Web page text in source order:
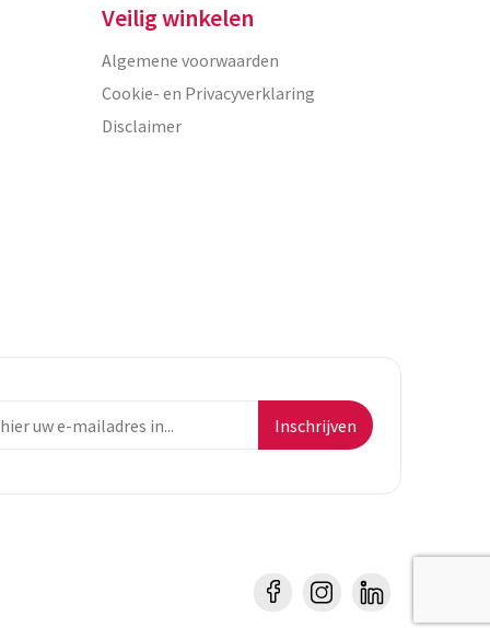
Veilig winkelen
Algemene voorwaarden
Cookie- en Privacyverklaring
Disclaimer
Inschrijven